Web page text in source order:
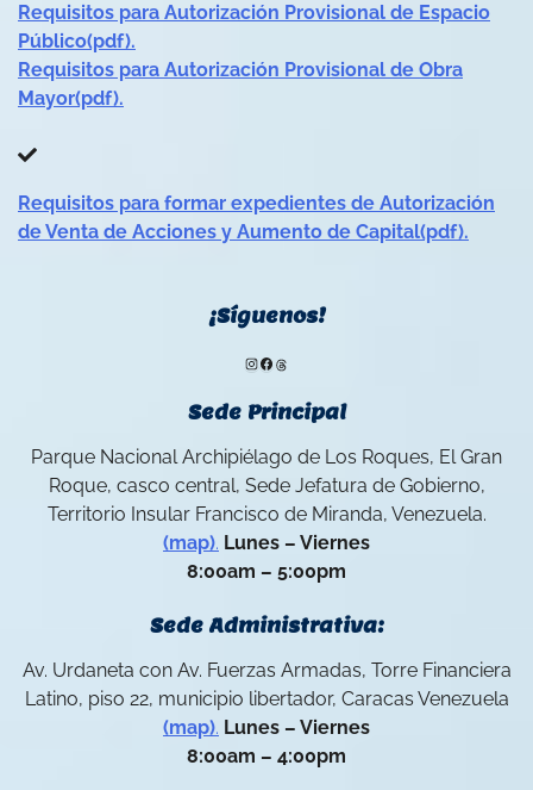
Requisitos para Autorización Provisional de Espacio
Público(pdf).
Requisitos para Autorización Provisional de Obra
Mayor(pdf).
Requisitos para formar expedientes de Autorización
de Venta de Acciones y Aumento de Capital(pdf).
¡Síguenos!
Instagram
Facebook
Threads
Sede Principal
Parque Nacional Archipiélago de Los Roques, El Gran
Roque, casco central, Sede Jefatura de Gobierno,
Territorio Insular Francisco de Miranda, Venezuela.
(map). Lunes – Viernes
8:00am – 5:00pm
Sede Administrativa:
Av. Urdaneta con Av. Fuerzas Armadas, Torre Financiera
Latino, piso 22, municipio libertador, Caracas Venezuela
(map). Lunes – Viernes
8:00am – 4:00pm